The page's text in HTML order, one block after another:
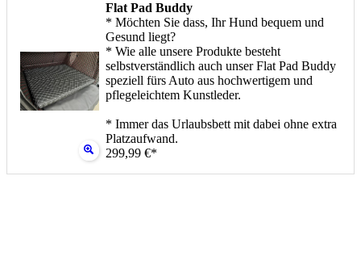
Flat Pad Buddy
* Möchten Sie dass, Ihr Hund bequem und
Gesund liegt?
* Wie alle unsere Produkte besteht
selbstverständlich auch unser Flat Pad Buddy
speziell fürs Auto aus hochwertigem und
pflegeleichtem Kunstleder.
* Immer das Urlaubsbett mit dabei ohne extra
Platzaufwand.
299,99 €*